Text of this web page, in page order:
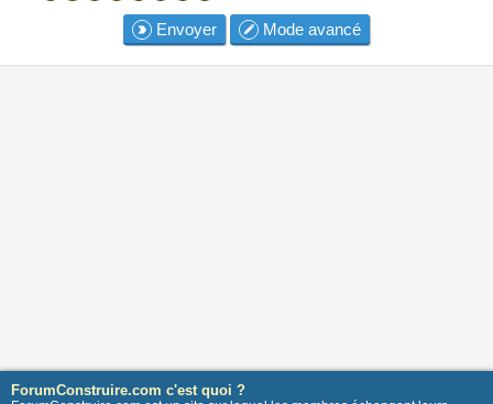
Envoyer Mode avancé
ForumConstruire.com c'est quoi ?